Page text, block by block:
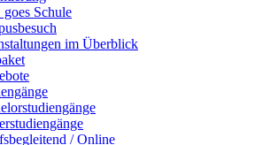
Schule
im Überblick
/ Online